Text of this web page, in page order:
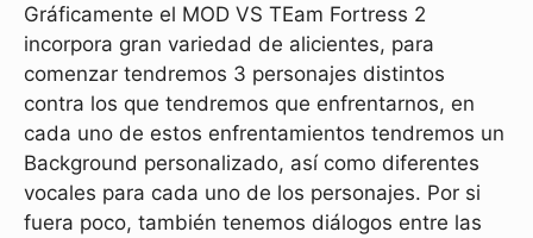
Gráficamente el MOD VS TEam Fortress 2
incorpora gran variedad de alicientes, para
comenzar tendremos 3 personajes distintos
contra los que tendremos que enfrentarnos, en
cada uno de estos enfrentamientos tendremos un
Background personalizado, así como diferentes
vocales para cada uno de los personajes. Por si
fuera poco, también tenemos diálogos entre las